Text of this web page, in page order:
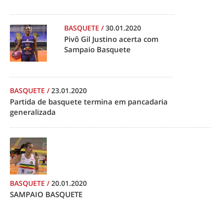
BASQUETE /30.01.2020
Pivô Gil Justino acerta com
Sampaio Basquete
BASQUETE /23.01.2020
Partida de basquete termina em pancadaria
generalizada
BASQUETE /20.01.2020
SAMPAIO BASQUETE